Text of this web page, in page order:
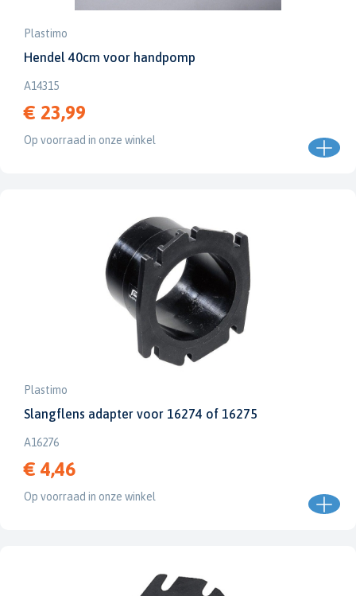
Plastimo
Hendel 40cm voor handpomp
A14315
€ 23,99
Op voorraad in onze winkel
Plastimo
Slangflens adapter voor 16274 of 16275
A16276
€ 4,46
Op voorraad in onze winkel